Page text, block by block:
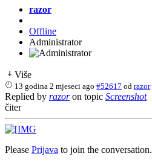
razor
Offline
Administrator
Više
13 godina 2 mjeseci ago #52617 odrazor
Replied by razoron topic Screenshot
čiter
Please Prijava to join the conversation.